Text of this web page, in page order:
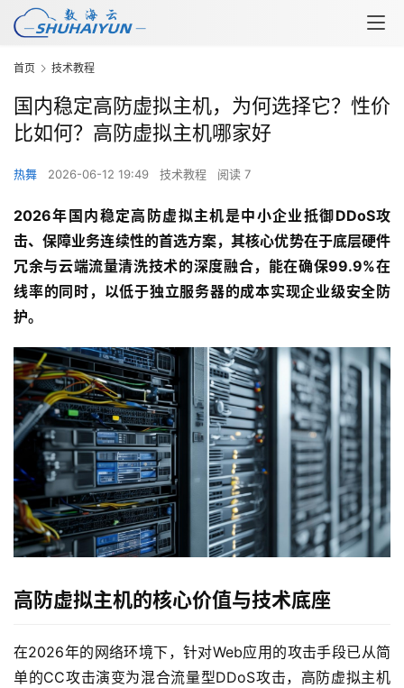
首页 技术教程
国内稳定高防虚拟主机，为何选择它？性价
比如何？高防虚拟主机哪家好
热舞 2026-06-12 19:49 技术教程 阅读 7
2026年国内稳定高防虚拟主机是中小企业抵御DDoS攻
击、保障业务连续性的首选方案，其核心优势在于底层硬件
冗余与云端流量清洗技术的深度融合，能在确保99.9%在
线率的同时，以低于独立服务器的成本实现企业级安全防
护。
高防虚拟主机的核心价值与技术底座
在2026年的网络环境下，针对Web应用的攻击手段已从简
单的CC攻击演变为混合流量型DDoS攻击，高防虚拟主机